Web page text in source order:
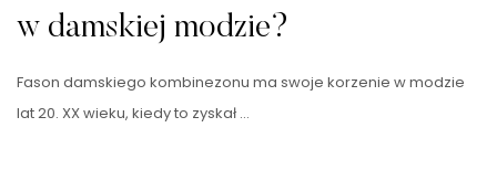
w damskiej modzie?
Fason damskiego kombinezonu ma swoje korzenie w modzie
lat 20. XX wieku, kiedy to zyskał …